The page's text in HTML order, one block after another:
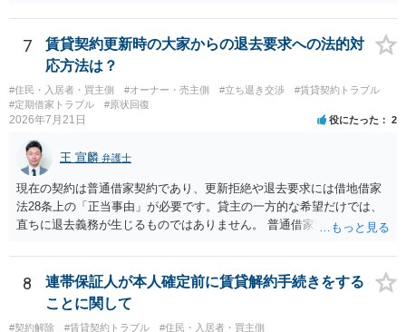
た理由は気になるところですが、中身のある返答は期待できないと思
います。
7
賃貸契約更新時の大家からの退去要求への法的対
応方法は？
#住民・入居者・買主側 #オーナー・売主側 #立ち退き交渉
#賃貸契約トラブル
#定期借家トラブル
#原状回復
2026年7月21日 役にたった 2
王 宣麟 弁護士
現在の契約は普通借家契約であり、更新拒絶や退去要求には借地借家
法28条上の「正当事由」が必要です。貸主の一方的な希望だけでは、
直ちに退去義務が生じるものではありません。 普通借家契約から定期
新たな定期借家契約を締結する形になりますが、これは任意の合意が
前提であり、借主が同意しなければ成立しません。 12年間の居住実
績、子どもの学校や地域とのつながり、転居費用の準備が困難な事情
などは、借主側の強い居住継続の必要性として正当事由判断において
8
連帯保証人が本人確定前に賃貸解約手続きをする
ことに関して
#契約解除 #賃貸契約トラブル #住民・入居者・買主側